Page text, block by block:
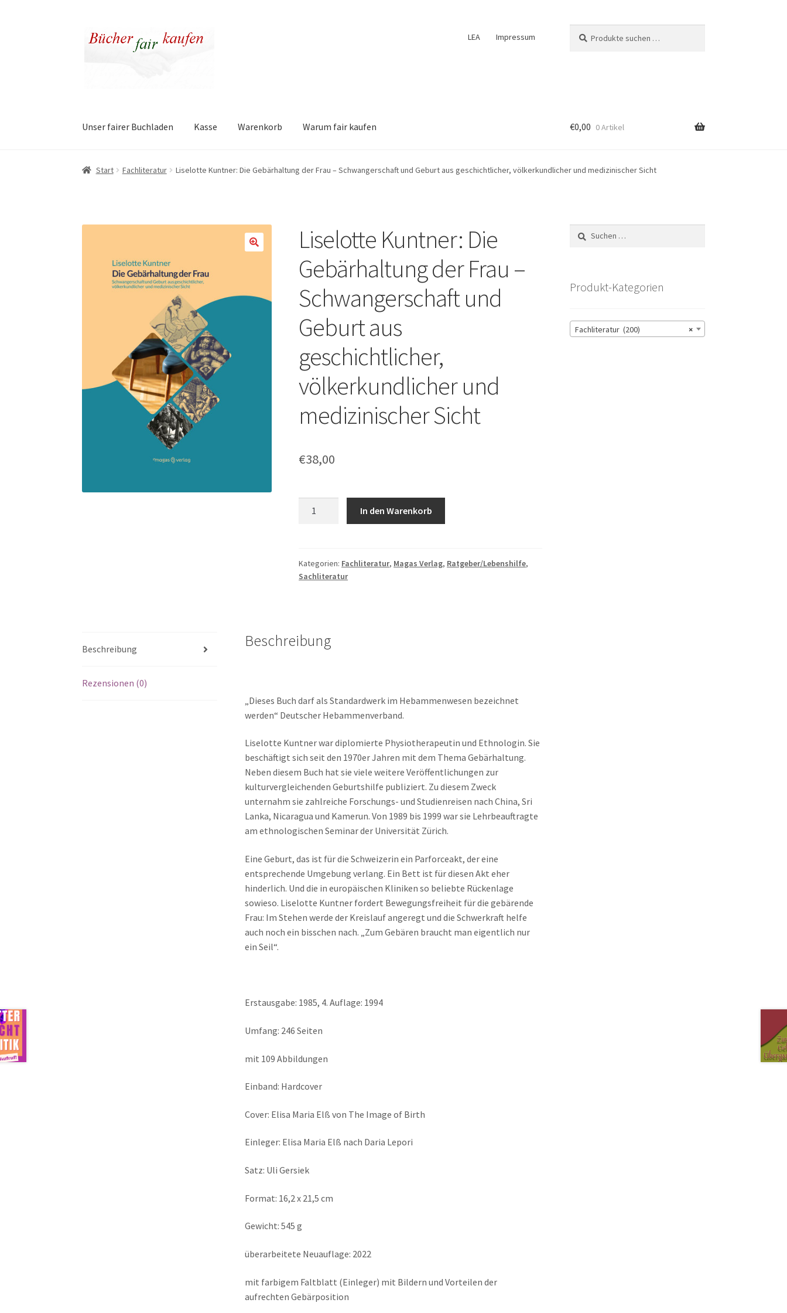
Zur
Navigation
Zum
Inhalt
LEA Impressum
nach:
Unser fairer Buchladen Kasse Warenkorb Warum fair kaufen €0,00 0 Artikel
Start Fachliteratur Liselotte Kuntner: Die Gebärhaltung der Frau – Schwangerschaft und Geburt aus geschichtlicher, völkerkundlicher und medizinischer Sicht
Liselotte Kuntner: Die
Gebärhaltung der Frau –
Schwangerschaft und
Geburt aus
geschichtlicher,
völkerkundlicher und
medizinischer Sicht
€38,00
der
Frau
Geburt
Menge
In den Warenkorb
Kategorien: Fachliteratur, Magas Verlag, Ratgeber/Lebenshilfe,
Sachliteratur
Beschreibung
Rezensionen (0)
Beschreibung
„Dieses Buch darf als Standardwerk im Hebammenwesen bezeichnet
werden“ Deutscher Hebammenverband.
Liselotte Kuntner war diplomierte Physiotherapeutin und Ethnologin. Sie
beschäftigt sich seit den 1970er Jahren mit dem Thema Gebärhaltung.
Neben diesem Buch hat sie viele weitere Veröffentlichungen zur
kulturvergleichenden Geburtshilfe publiziert. Zu diesem Zweck
unternahm sie zahlreiche Forschungs- und Studienreisen nach China, Sri
Lanka, Nicaragua und Kamerun. Von 1989 bis 1999 war sie Lehrbeauftragte
am ethnologischen Seminar der Universität Zürich.
Eine Geburt, das ist für die Schweizerin ein Parforceakt, der eine
entsprechende Umgebung verlang. Ein Bett ist für diesen Akt eher
hinderlich. Und die in europäischen Kliniken so beliebte Rückenlage
sowieso. Liselotte Kuntner fordert Bewegungsfreiheit für die gebärende
Frau: Im Stehen werde der Kreislauf angeregt und die Schwerkraft helfe
auch noch ein bisschen nach. „Zum Gebären braucht man eigentlich nur
ein Seil“.
Erstausgabe: 1985, 4. Auflage: 1994
Umfang: 246 Seiten
mit 109 Abbildungen
Einband: Hardcover
Cover: Elisa Maria Elß von The Image of Birth
Einleger: Elisa Maria Elß nach Daria Lepori
Satz: Uli Gersiek
Format: 16,2 x 21,5 cm
Gewicht: 545 g
überarbeitete Neuauflage: 2022
mit farbigem Faltblatt (Einleger) mit Bildern und Vorteilen der
aufrechten Gebärposition
Suchen
nach:
Produkt-Kategorien
×
Fachliteratur (200)